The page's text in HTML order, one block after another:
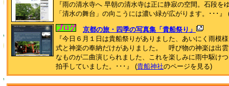
『雨の清水寺へ 早朝の清水寺は正に静寂の空間。石段
「清水の舞台」の向こうには濃い緑が広がります。･･･』
京都の旅・四季の写真集「貴船祭り」
『今日６月１日は貴船祭りがありました、あいにく雨模
式と神楽の奉納だけがありました。 呼び物の神楽は出
なものが二曲演じられました、これを楽しみに雨中駆け
拍手していました。･･･』 (貴船神社のページを見る)